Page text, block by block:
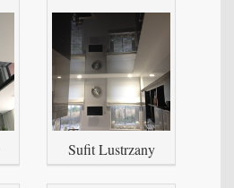
Sufit Lustrzany